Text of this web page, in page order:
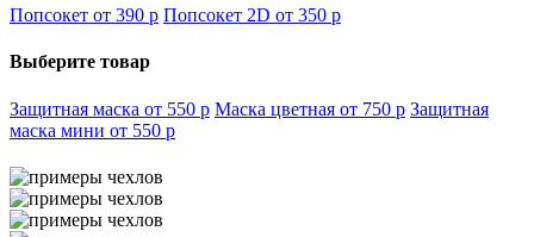
Попсокет от 390 p Попсокет 2D от 350 p
Выберите товар
Защитная маска от 550 p Маска цветная от 750 p Защитная
маска мини от 550 p